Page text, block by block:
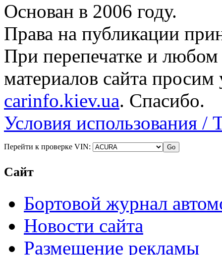
Основан в 2006 году.
Права на публикации
При перепечатке и
материалов сайта просим
carinfo.kiev.ua. Спасибо.
Условия использования /
Перейти к проверке VIN:
Сайт
Бортовой журнал
Новости сайта
Размещение рекламы